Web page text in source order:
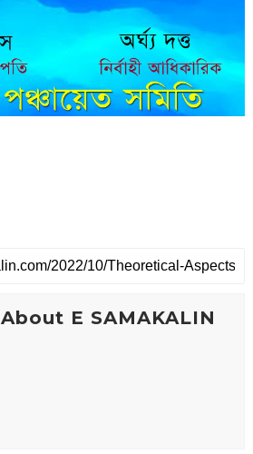
About E SAMAKALIN